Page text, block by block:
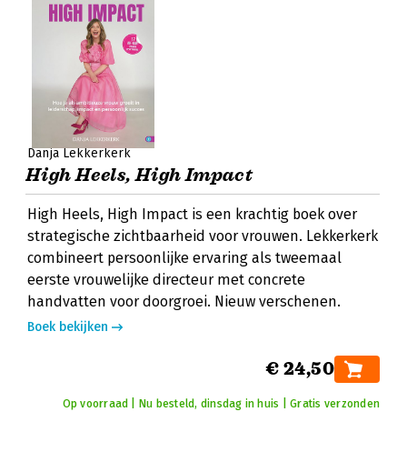
Danja Lekkerkerk
High Heels, High Impact
High Heels, High Impact is een krachtig boek over
strategische zichtbaarheid voor vrouwen. Lekkerkerk
combineert persoonlijke ervaring als tweemaal
eerste vrouwelijke directeur met concrete
handvatten voor doorgroei. Nieuw verschenen.
Boek bekijken
€ 24,50
Op voorraad | Nu besteld, dinsdag in huis | Gratis verzonden